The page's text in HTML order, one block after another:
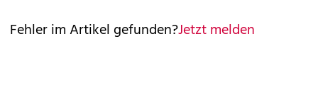
Fehler im Artikel gefunden?Jetzt melden